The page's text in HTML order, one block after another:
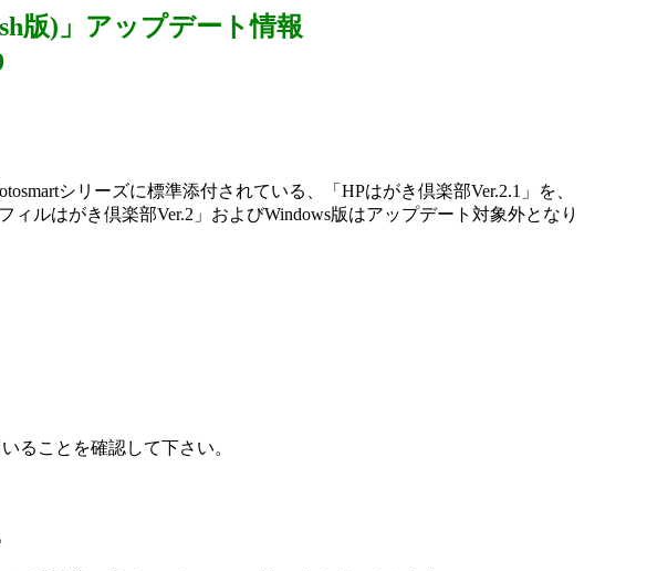
版)」アップデート情報
シリーズに標準添付されている、「HPはがき倶楽部Ver.2.1」を、
ルはがき倶楽部Ver.2」およびWindows版はアップデート対象外となり
ることを確認して下さい。